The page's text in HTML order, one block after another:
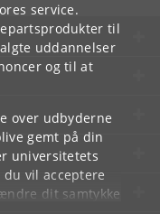
service.
til
uddannelser
og til at
over udbyderne
gemt på din
universitetets
vil acceptere
dit samtykke